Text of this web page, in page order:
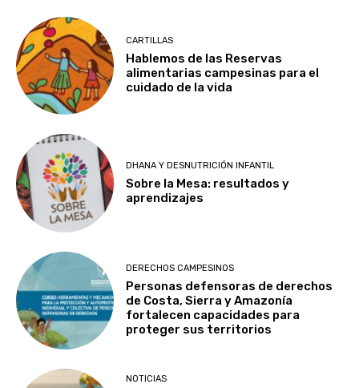
CARTILLAS
Hablemos de las Reservas
alimentarias campesinas para el
cuidado de la vida
DHANA Y DESNUTRICIÓN INFANTIL
Sobre la Mesa: resultados y
aprendizajes
DERECHOS CAMPESINOS
Personas defensoras de derechos
de Costa, Sierra y Amazonía
fortalecen capacidades para
proteger sus territorios
NOTICIAS